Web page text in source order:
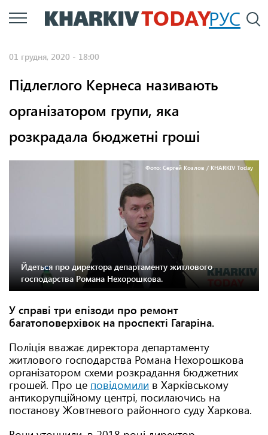
Перейти
до
РУС
01 грудня, 2020 - 18:00
Підлеглого Кернеса називають
організатором групи, яка
розкрадала бюджетні гроші
Фото: Сергей Козлов / KHARKIV Today
Йдеться про директора департаменту житлового
господарства Романа Нехорошкова.
У справі три епізоди про ремонт
багатоповерхівок на проспекті Гагаріна.
Поліція вважає директора департаменту
житлового господарства Романа Нехорошкова
організатором схеми розкрадання бюджетних
грошей. Про це повідомили в Харківському
антикорупційному центрі, посилаючись на
постанову Жовтневого районного суду Харкова.